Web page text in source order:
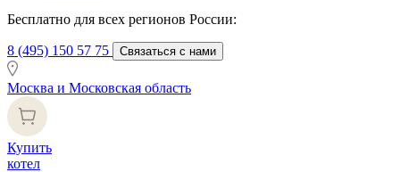
Бесплатно для всех регионов России:
8 (495) 150 57 75 Связаться с нами
Москва и Московская область
Купить
котел